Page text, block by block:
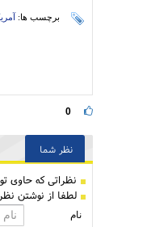
برچسب ها:
0
نظر شما
نظراتی كه حاوی
لطفا از نوشتن
نام